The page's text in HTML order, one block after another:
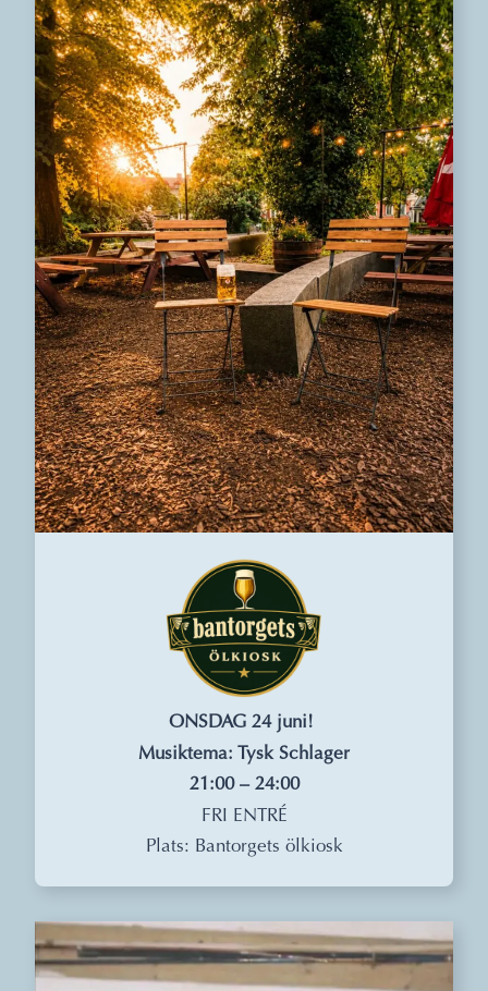
ONSDAG 24 juni!
Musiktema: Tysk Schlager
21:00 – 24:00
FRI ENTRÉ
Plats: Bantorgets ölkiosk